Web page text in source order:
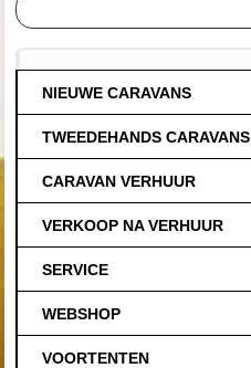
NIEUWE CARAVANS
TWEEDEHANDS CARAVANS
CARAVAN VERHUUR
VERKOOP NA VERHUUR
SERVICE
WEBSHOP
VOORTENTEN